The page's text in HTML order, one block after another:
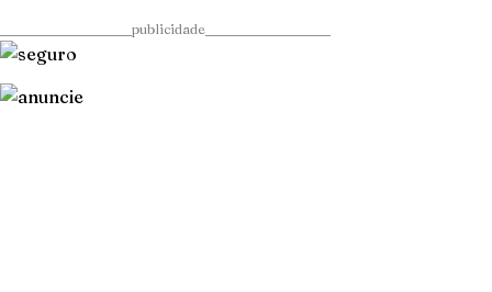
____________________publicidade___________________